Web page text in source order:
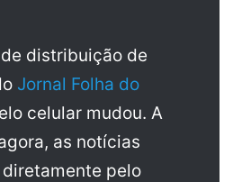
distribuição de
Jornal Folha do
celular mudou. A
as notícias
pelo